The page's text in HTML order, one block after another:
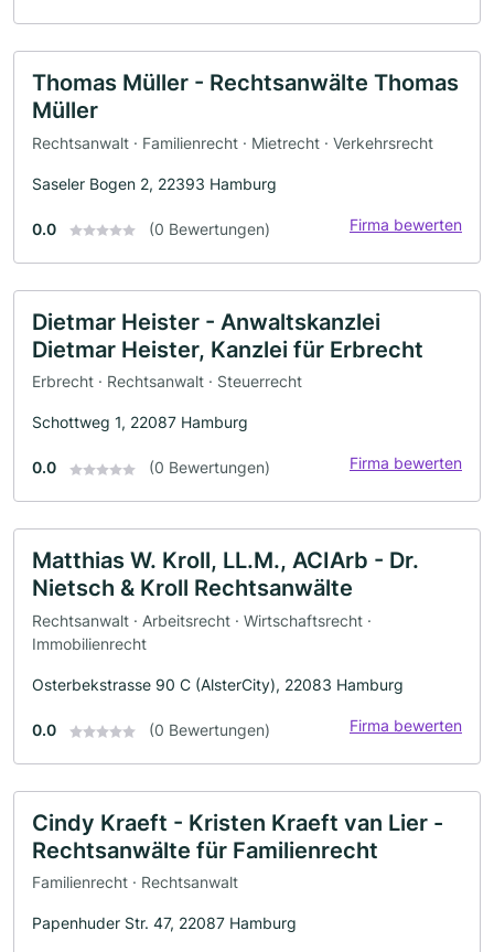
Thomas Müller - Rechtsanwälte Thomas
Müller
Rechtsanwalt · Familienrecht · Mietrecht · Verkehrsrecht
Saseler Bogen 2, 22393 Hamburg
0.0 (0 Bewertungen) Firma bewerten
Dietmar Heister - Anwaltskanzlei
Dietmar Heister, Kanzlei für Erbrecht
Erbrecht · Rechtsanwalt · Steuerrecht
Schottweg 1, 22087 Hamburg
0.0 (0 Bewertungen) Firma bewerten
Matthias W. Kroll, LL.M., ACIArb - Dr.
Nietsch & Kroll Rechtsanwälte
Rechtsanwalt · Arbeitsrecht · Wirtschaftsrecht ·
Immobilienrecht
Osterbekstrasse 90 C (AlsterCity), 22083 Hamburg
0.0 (0 Bewertungen) Firma bewerten
Cindy Kraeft - Kristen Kraeft van Lier -
Rechtsanwälte für Familienrecht
Familienrecht · Rechtsanwalt
Papenhuder Str. 47, 22087 Hamburg